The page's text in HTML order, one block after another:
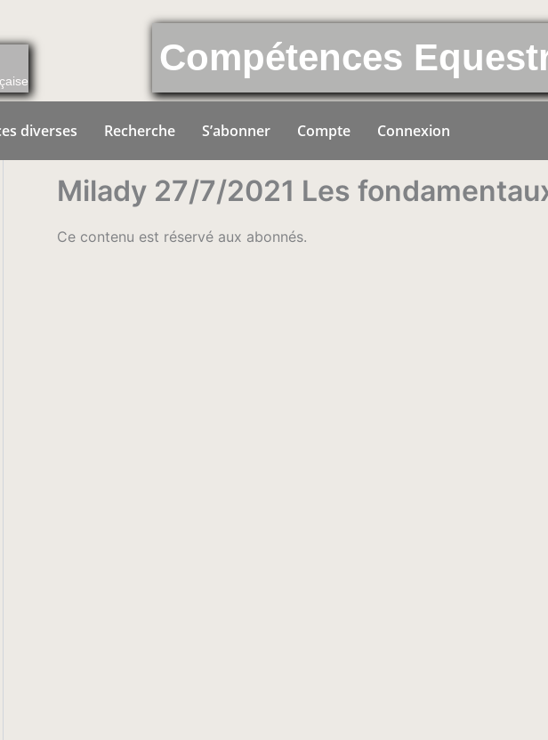
Compétences
diverses Recherche S’abonner Compte Connexion
Milady 27/7/2021 Les
Ce contenu est réservé aux abonnés.